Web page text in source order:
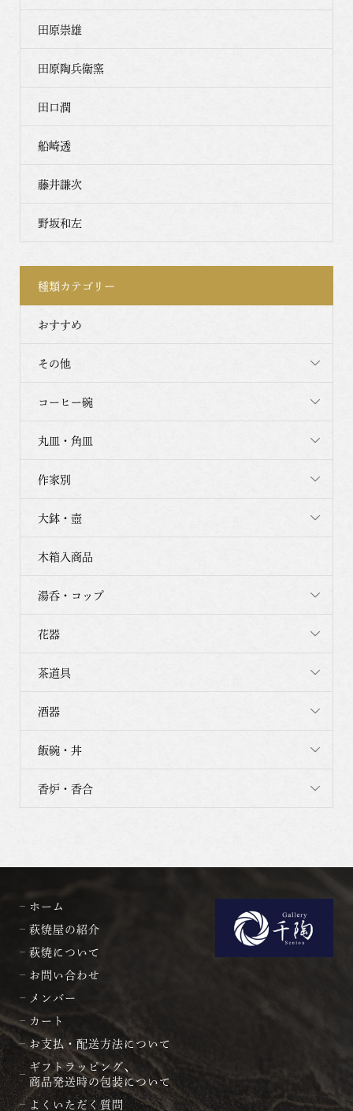
田原崇雄
田原陶兵衛窯
田口潤
船崎透
藤井謙次
野坂和左
種類カテゴリー
おすすめ
その他
コーヒー碗
丸皿・角皿
作家別
大鉢・壺
木箱入商品
湯呑・コップ
花器
茶道具
酒器
飯碗・丼
香炉・香合
ホーム
萩焼屋の紹介
萩焼について
お問い合わせ
メンバー
カート
お支払・配送方法について
ギフトラッピング、
商品発送時の包装について
よくいただく質問